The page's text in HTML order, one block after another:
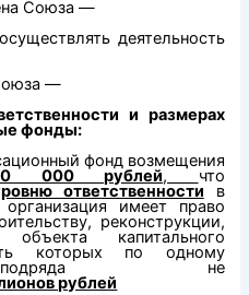
Союза —
деятельность
—
и размерах
фонды:
фонд возмещения
000 рублей, что
ответственности в
имеет право
реконструкции,
капитального
которых по одному
не
рублей